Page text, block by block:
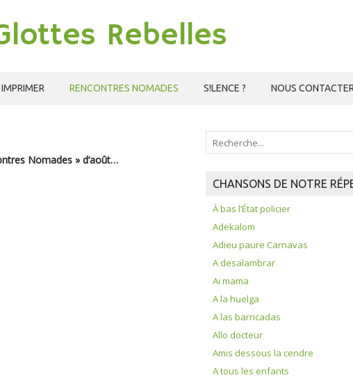
Rebelles
IMPRIMER RENCONTRES NOMADES S!LENCE ? NOUS CONTACTER
Nomades » d’août…
CHANSONS DE NOTRE
À bas l’État policier
Adekalom
Adieu paure Carnavas
A desalambrar
Ai mama
A la huelga
A las barricadas
Allo docteur
Amis dessous la cendre
A tous les enfants